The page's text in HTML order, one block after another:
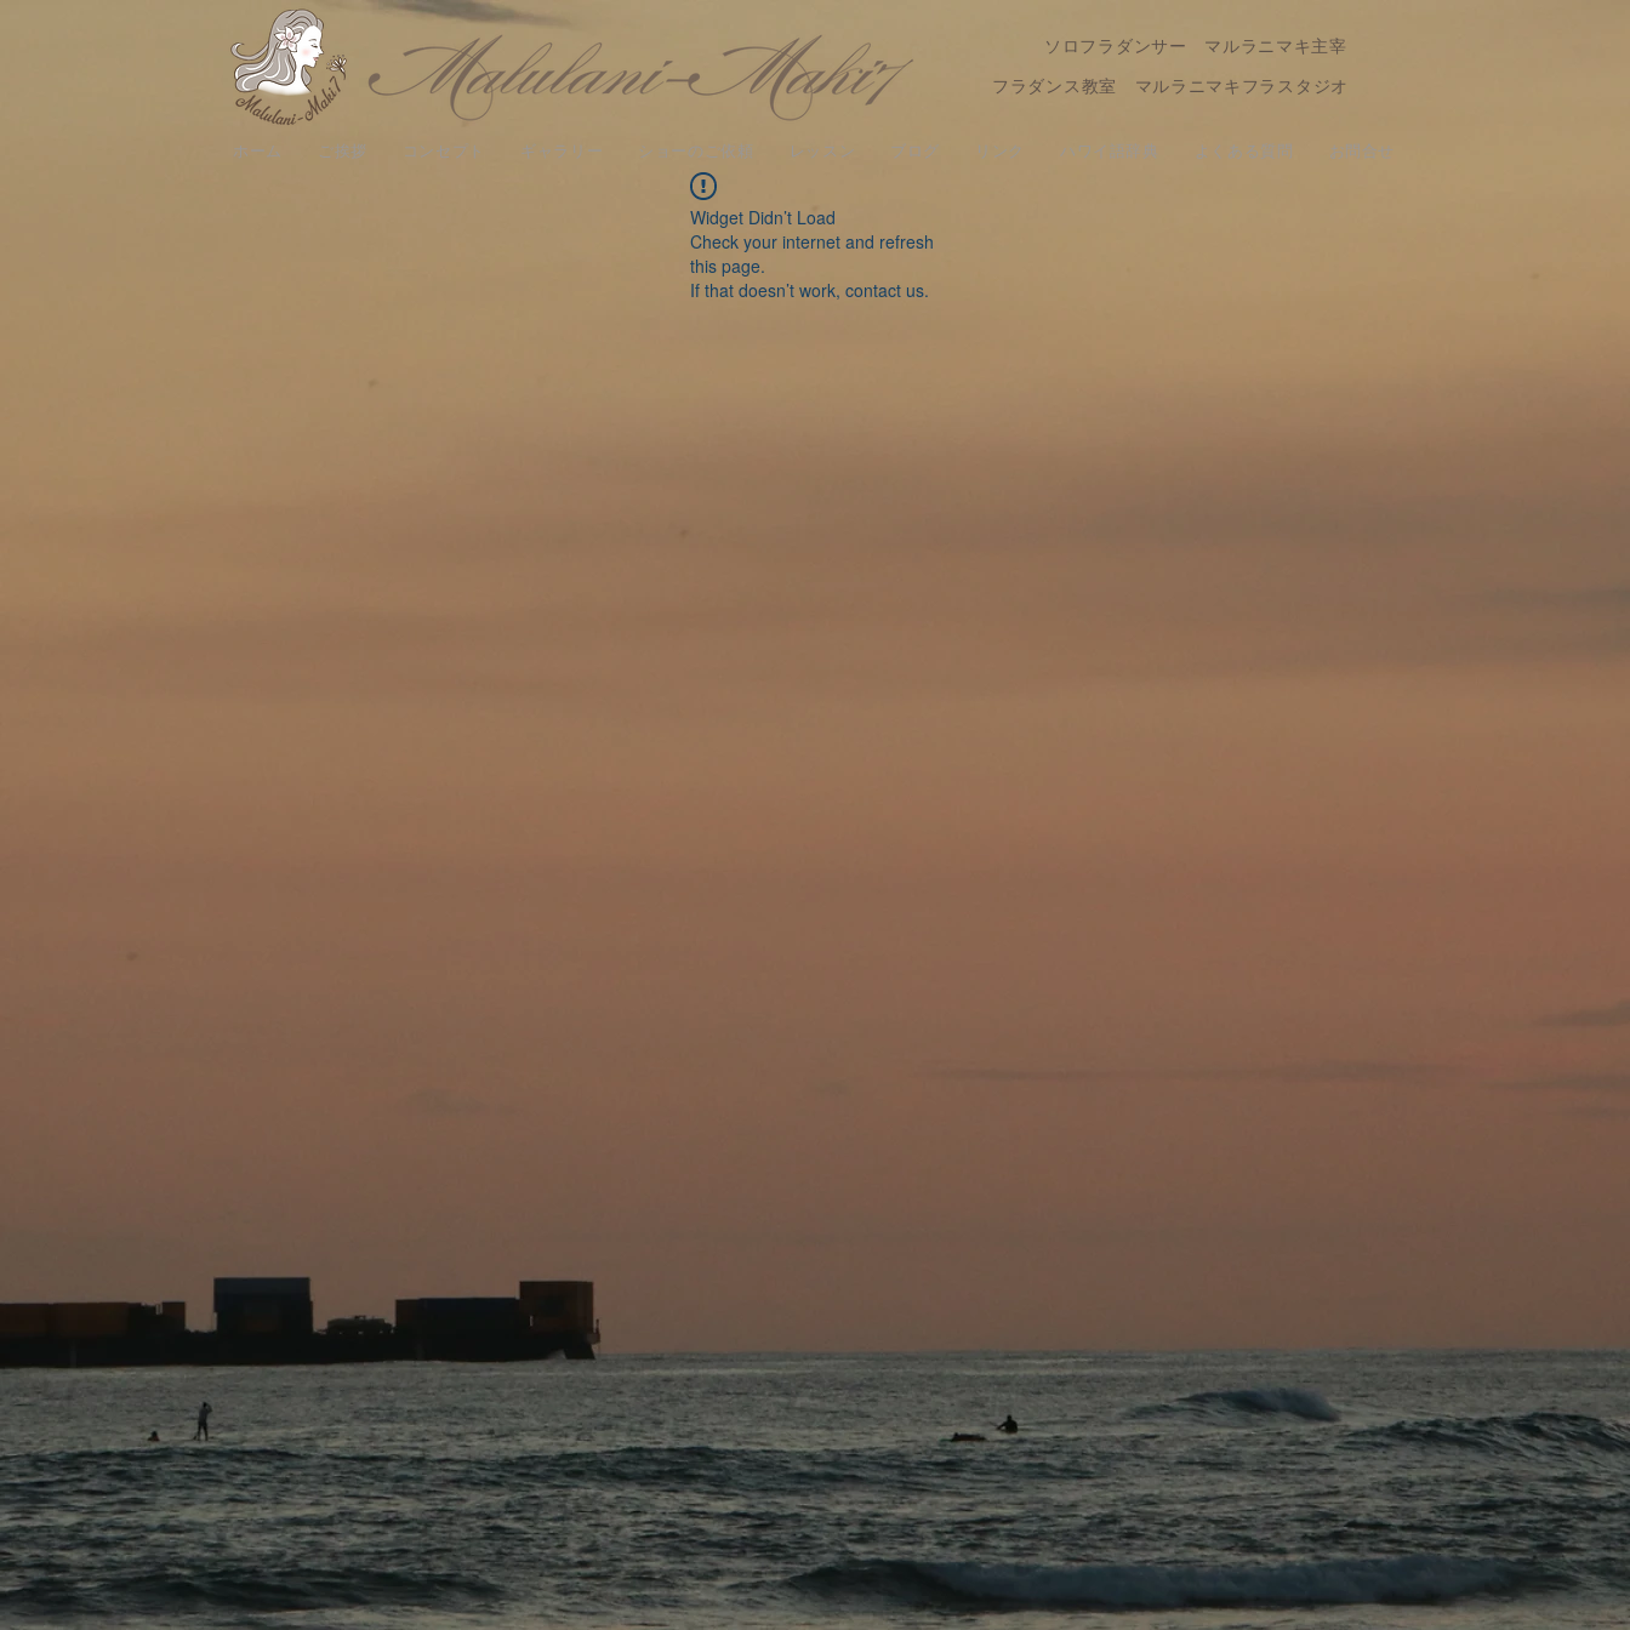
フラダンス教室 マルラニマキフラスタジオ
ソロフラダンサー マルラニマキ主宰
ホーム ご挨拶 コンセプト ギャラリー ショーのご依頼 レッスン ブログ リンク ハワイ語辞典 よくある質問 お問合せ
Widget Didn’t Load
Check your internet and refresh
this page.
If that doesn’t work, contact us.